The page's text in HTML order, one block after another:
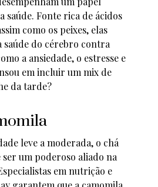
saúde. Fonte rica de ácidos
como os peixes, elas
saúde do cérebro contra
a ansiedade, o estresse e
em incluir um mix de
da tarde?
leve a moderada, o chá
um poderoso aliado na
em nutrição e